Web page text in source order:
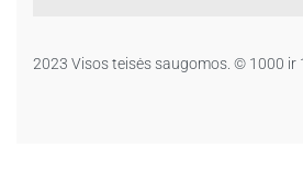
2023 Visos teisės saugomos. © 1000 ir